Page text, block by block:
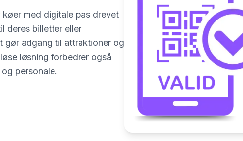
med digitale pas drevet
deres billetter eller
gør adgang til attraktioner og
løsning forbedrer også
personale.